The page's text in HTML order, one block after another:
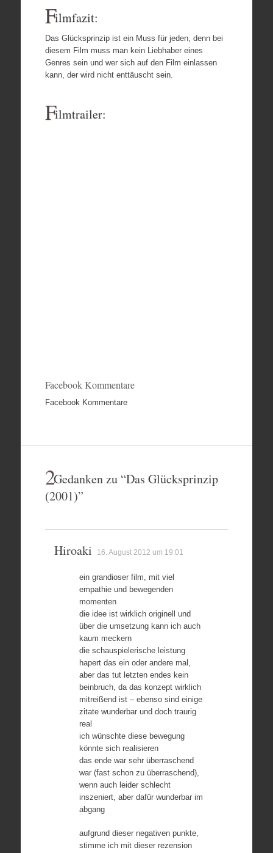
Filmfazit:
Das Glücksprinzip ist ein Muss für jeden, denn bei
diesem Film muss man kein Liebhaber eines
Genres sein und wer sich auf den Film einlassen
kann, der wird nicht enttäuscht sein.
Filmtrailer:
Facebook Kommentare
Facebook Kommentare
2Gedanken zu “Das Glücksprinzip
(2001)”
Hiroaki 16. August 2012 um 19:01
ein grandioser film, mit viel
empathie und bewegenden
momenten
die idee ist wirklich originell und
über die umsetzung kann ich auch
kaum meckern
die schauspielerische leistung
hapert das ein oder andere mal,
aber das tut letzten endes kein
beinbruch, da das konzept wirklich
mitreißend ist – ebenso sind einige
zitate wunderbar und doch traurig
real
ich wünschte diese bewegung
könnte sich realisieren
das ende war sehr überraschend
war (fast schon zu überraschend),
wenn auch leider schlecht
inszeniert, aber dafür wunderbar im
abgang
aufgrund dieser negativen punkte,
stimme ich mit dieser rezension